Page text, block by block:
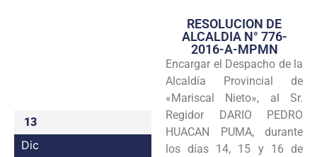
Transparencia
Seguridad
Programas
Intranet
13
Dic
RESOLUCION DE
ALCALDIA N° 776-
2016-A-MPMN
Encargar el Despacho de la
Alcaldía Provincial de
«Mariscal Nieto», al Sr.
Regidor DARIO PEDRO
HUACAN PUMA, durante
los días 14, 15 y 16 de